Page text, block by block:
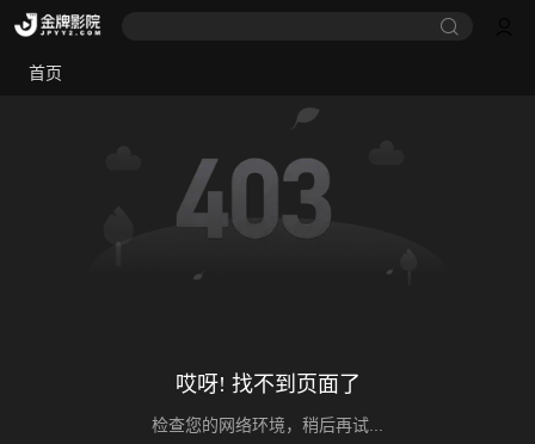
首页
哎呀! 找不到页面了
检查您的网络环境，稍后再试...